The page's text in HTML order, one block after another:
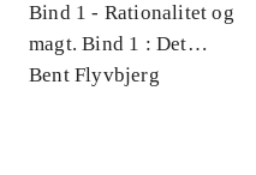
Bind 1 - Rationalitet og
magt. Bind 1 : Det
konkretes videnskab
Bent Flyvbjerg